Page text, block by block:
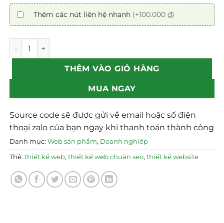
Thêm các nút liên hệ nhanh (+100.000 ₫)
Mẫu theme web sản xuất tấm mica chuẩn SEO số lượng
THÊM VÀO GIỎ HÀNG
MUA NGAY
Source code sẽ được gửi về email hoặc số điện
thoại zalo của bạn ngay khi thanh toán thành công
Danh mục:Web sản phẩm, Doanh nghiệp
Thẻ:thiết kế web,thiết kế web chuẩn seo,thiết kế website